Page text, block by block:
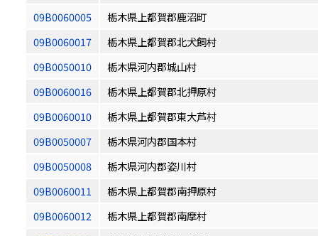
09B0060005
栃木県上都賀郡鹿沼町
09B0060017
栃木県上都賀郡北犬飼村
09B0050010
栃木県河内郡城山村
09B0060016
栃木県上都賀郡北押原村
09B0060010
栃木県上都賀郡東大芦村
09B0050007
栃木県河内郡国本村
09B0050008
栃木県河内郡姿川村
09B0060011
栃木県上都賀郡南押原村
09B0060012
栃木県上都賀郡南摩村